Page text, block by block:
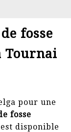
fosse
Tournai
pour une
fosse
disponible